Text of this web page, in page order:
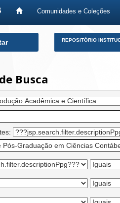
Comunidades e Coleções
REPOSITÓRIO
Busca